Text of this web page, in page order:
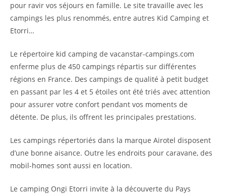
pour ravir vos séjours en famille. Le site travaille avec les
campings les plus renommés, entre autres Kid Camping et
Etorri…
Le répertoire kid camping de vacanstar-campings.com
enferme plus de 450 campings répartis sur différentes
régions en France. Des campings de qualité à petit budget
en passant par les 4 et 5 étoiles ont été triés avec attention
pour assurer votre confort pendant vos moments de
détente. De plus, ils offrent les principales prestations.
Les campings répertoriés dans la marque Airotel disposent
d’une bonne aisance. Outre les endroits pour caravane, des
mobil-homes sont aussi en location.
Le camping Ongi Etorri invite à la découverte du Pays